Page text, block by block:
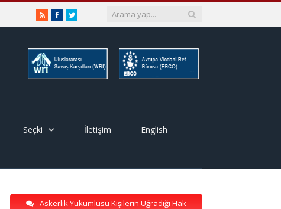
RSSFacebookTwitter
Seçki İletişim English
Askerlik Yükümlüsü Kişilerin Uğradığı Hak